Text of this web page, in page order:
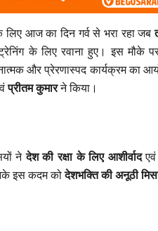
आज का दिन गर्व से भरा रहा जब
के लिए रवाना हुए। इस मौके
और प्रेरणास्पद कार्यक्रम का
प्रीतम कुमारने किया।
नेदेश की रक्षा के लिए आशीर्वादएवं
इस कदम कोदेशभक्ति की अनूठी